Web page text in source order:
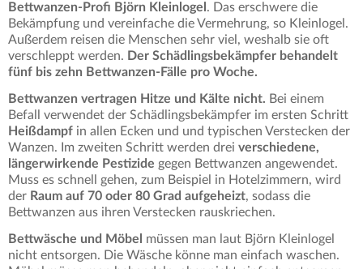
Bettwanzen-Profi Björn Kleinlogel . Das erschwere die
Bekämpfung und vereinfache die Vermehrung, so Kleinlogel.
Außerdem reisen die Menschen sehr viel, weshalb sie oft
verschleppt werden. Der Schädlingsbekämpfer behandelt
fünf bis zehn Bettwanzen-Fälle pro Woche.
Bettwanzen vertragen Hitze und Kälte nicht. Bei einem
Befall verwendet der Schädlingsbekämpfer im ersten Schritt
Heißdampf in allen Ecken und und typischen Verstecken der
Wanzen. Im zweiten Schritt werden drei verschiedene,
längerwirkende Pestizide gegen Bettwanzen angewendet.
Muss es schnell gehen, zum Beispiel in Hotelzimmern, wird
der Raum auf 70 oder 80 Grad aufgeheizt, sodass die
Bettwanzen aus ihren Verstecken rauskriechen.
Bettwäsche und Möbel
müssen man laut Björn Kleinlogel
nicht entsorgen. Die Wäsche könne man einfach waschen.